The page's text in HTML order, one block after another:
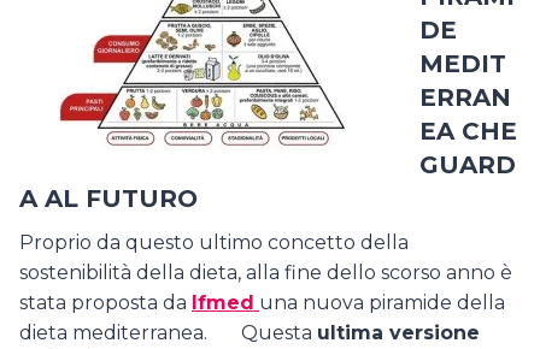
DE
MEDIT
ERRAN
EA CHE
GUARD
A AL FUTURO
Proprio da questo ultimo concetto della
sostenibilità della dieta, alla fine dello scorso anno è
stata proposta da Ifmed una nuova piramide della
dieta mediterranea. Questa ultima versione